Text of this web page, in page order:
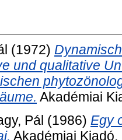
(1972)
und qualitative
Akadémiai
Pál (1986) Egy
Akadémiai